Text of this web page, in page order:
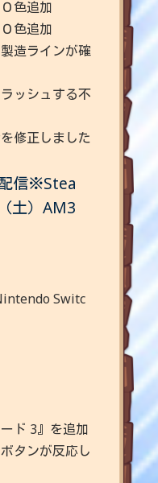
色追加
色追加
造ラインが確
ッシュする不
修正しました
信※Stea
土）AM3
Switc
ド 3』を追加
タンが反応し